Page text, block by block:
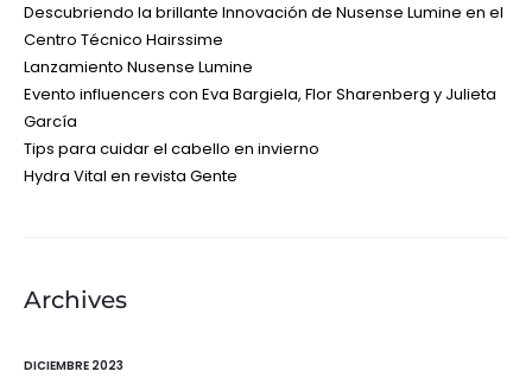
Descubriendo la brillante Innovación de Nusense Lumine en el
Centro Técnico Hairssime
Lanzamiento Nusense Lumine
Evento influencers con Eva Bargiela, Flor Sharenberg y Julieta
García
Tips para cuidar el cabello en invierno
Hydra Vital en revista Gente
Archives
DICIEMBRE 2023